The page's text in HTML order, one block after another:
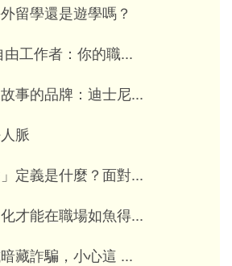
留學還是遊學嗎？
由工作者：你的職...
事的品牌：迪士尼...
脈
」定義是什麼？面對...
才能在職場如魚得...
藏詐騙，小心這 ...